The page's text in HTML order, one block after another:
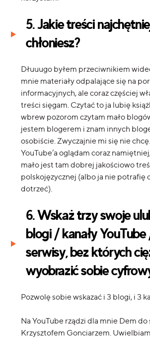
5. Jakie treści
chłoniesz?
Dłuuugo byłem przeciwnikiem
mnie materiały odpalające się na
informacyjnych, ale coraz częściej
treści sięgam. Czytać to ja lubię
wbrew pozorom czytam mało
jestem blogerem i znam innych
osobiście. Zwyczajnie mi się nie
YouTube’a oglądam coraz
mało jest tam dobrej jakościowo
polskojęzycznej (albo ja nie potrafię
dotrzeć).
6. Wskaż trzy swoje
blogi / kanały YouTube
serwisy, bez których
wyobrazić sobie
Pozwolę sobie wskazać i 3 blogi, i 3
Na YouTube rządzi dla mnie Dem do
Krzysztofem Gonciarzem.